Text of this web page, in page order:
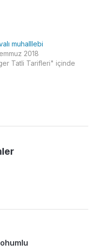
muhalllebi
2018
Tatli Tarifleri" içinde